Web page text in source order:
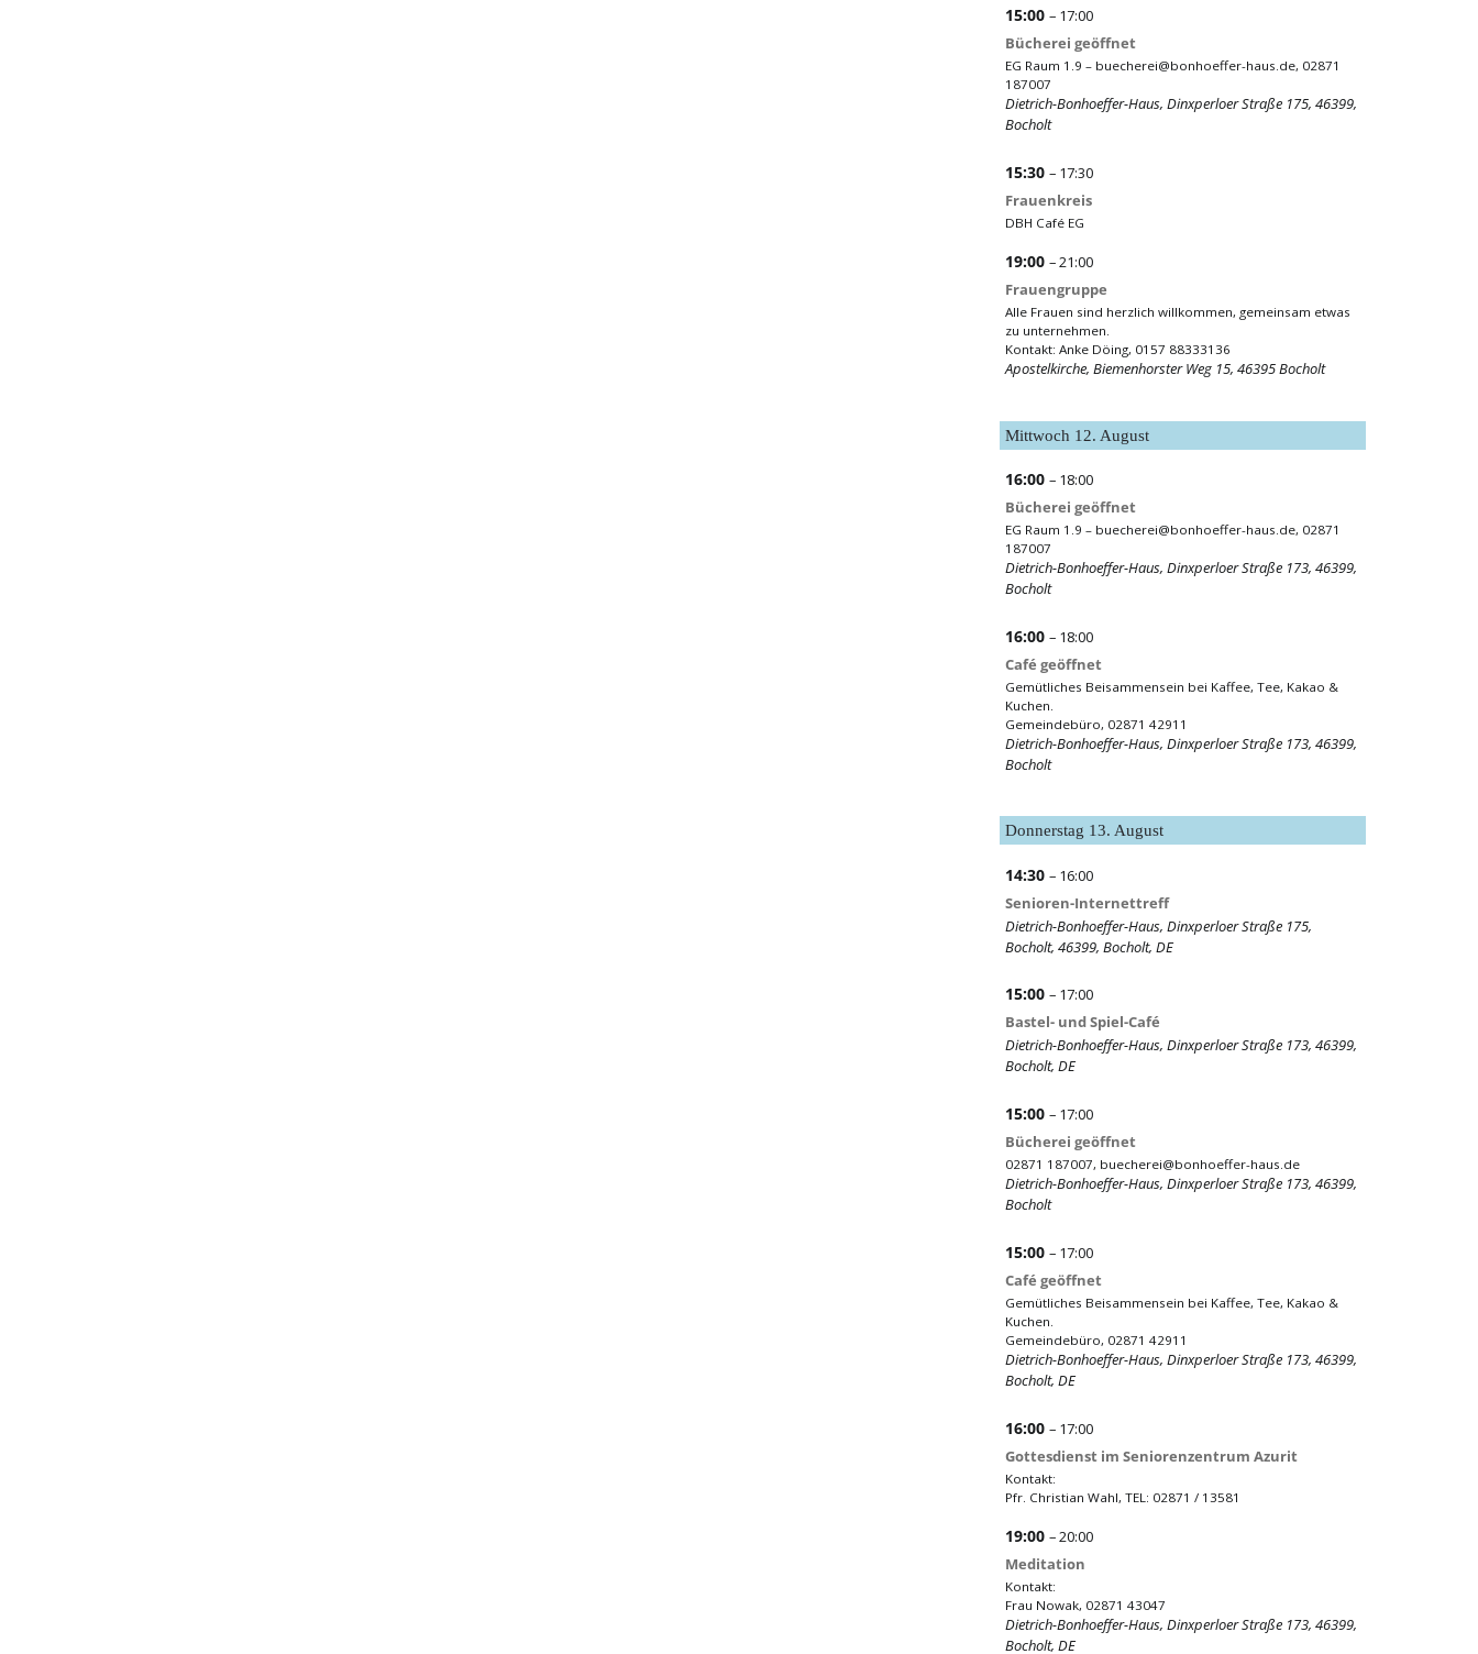
15:00 – 17:00
Bücherei geöffnet
Dietrich-Bonhoeffer-Haus, Dinxperloer Straße 175, 46399,
Bocholt
EG Raum 1.9 – buecherei@bonhoeffer-haus.de, 02871
187007
15:30 – 17:30
Frauenkreis
DBH Café EG
19:00 – 21:00
Frauengruppe
Apostelkirche, Biemenhorster Weg 15, 46395 Bocholt
Alle Frauen sind herzlich willkommen, gemeinsam etwas
zu unternehmen.
Kontakt: Anke Döing, 0157 88333136
Mittwoch 12. August
16:00 – 18:00
Bücherei geöffnet
Dietrich-Bonhoeffer-Haus, Dinxperloer Straße 173, 46399,
Bocholt
EG Raum 1.9 – buecherei@bonhoeffer-haus.de, 02871
187007
16:00 – 18:00
Café geöffnet
Dietrich-Bonhoeffer-Haus, Dinxperloer Straße 173, 46399,
Bocholt
Gemütliches Beisammensein bei Kaffee, Tee, Kakao &
Kuchen.
Gemeindebüro, 02871 42911
Donnerstag 13. August
14:30 – 16:00
Senioren-Internettreff
Dietrich-Bonhoeffer-Haus, Dinxperloer Straße 175,
Bocholt, 46399, Bocholt, DE
15:00 – 17:00
Bastel- und Spiel-Café
Dietrich-Bonhoeffer-Haus, Dinxperloer Straße 173, 46399,
Bocholt, DE
15:00 – 17:00
Bücherei geöffnet
Dietrich-Bonhoeffer-Haus, Dinxperloer Straße 173, 46399,
Bocholt
02871 187007, buecherei@bonhoeffer-haus.de
15:00 – 17:00
Café geöffnet
Dietrich-Bonhoeffer-Haus, Dinxperloer Straße 173, 46399,
Bocholt, DE
Gemütliches Beisammensein bei Kaffee, Tee, Kakao &
Kuchen.
Gemeindebüro, 02871 42911
16:00 – 17:00
Gottesdienst im Seniorenzentrum Azurit
Kontakt:
Pfr. Christian Wahl, TEL: 02871 / 13581
19:00 – 20:00
Meditation
Dietrich-Bonhoeffer-Haus, Dinxperloer Straße 173, 46399,
Bocholt, DE
Kontakt:
Frau Nowak, 02871 43047